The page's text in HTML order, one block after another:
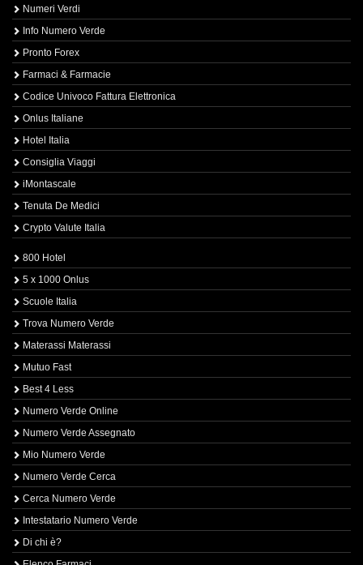
Numeri Verdi
Info Numero Verde
Pronto Forex
Farmaci & Farmacie
Codice Univoco Fattura Elettronica
Onlus Italiane
Hotel Italia
Consiglia Viaggi
iMontascale
Tenuta De Medici
Crypto Valute Italia
800 Hotel
5 x 1000 Onlus
Scuole Italia
Trova Numero Verde
Materassi Materassi
Mutuo Fast
Best 4 Less
Numero Verde Online
Numero Verde Assegnato
Mio Numero Verde
Numero Verde Cerca
Cerca Numero Verde
Intestatario Numero Verde
Di chi è?